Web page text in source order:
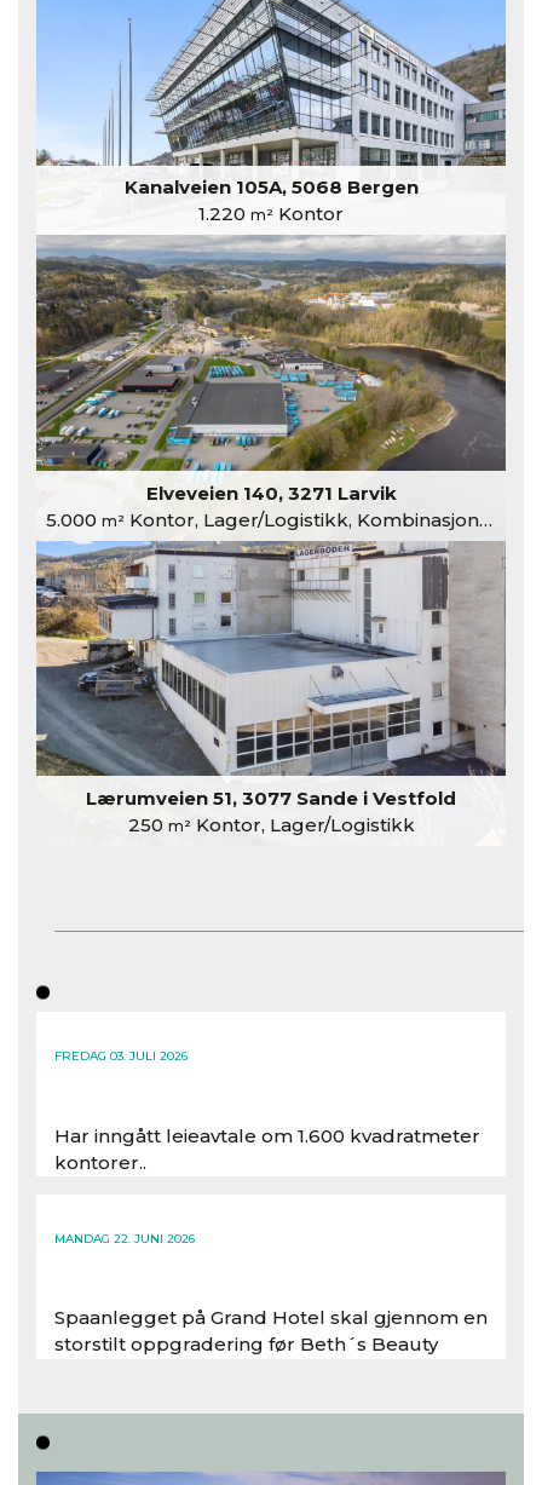
Kanalveien 105A, 5068 Bergen
1.220 m² Kontor
Elveveien 140, 3271 Larvik
5.000 m²Kontor, Lager/Logistikk, Kombinasjonslokaler
Lærumveien 51, 3077 Sande i Vestfold
250 m²Kontor, Lager/Logistikk
FREDAG 03. JULI 2026
Har inngått leieavtale om 1.600 kvadratmeter
kontorer..
MANDAG 22. JUNI 2026
Spaanlegget på Grand Hotel skal gjennom en
storstilt oppgradering før Beth´s Beauty
Les hele artikkelen